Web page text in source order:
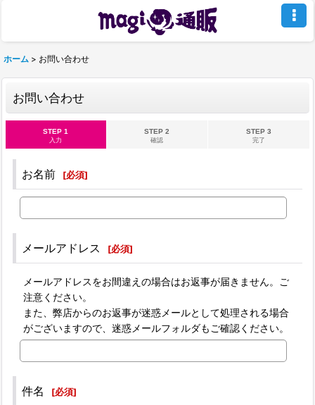
ホーム > お問い合わせ
お問い合わせ
STEP 1
入力
STEP 2
確認
STEP 3
完了
お名前 [必須]
メールアドレス [必須]
メールアドレスをお間違えの場合はお返事が届きません。ご
注意ください。
また、弊店からのお返事が迷惑メールとして処理される場合
がございますので、迷惑メールフォルダもご確認ください。
件名 [必須]